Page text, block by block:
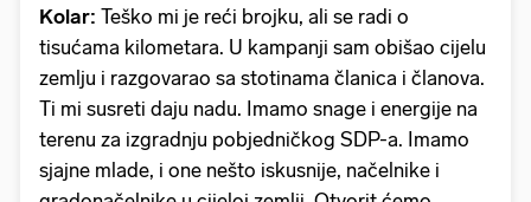
Kolar: Teško mi je reći brojku, ali se radi o
tisućama kilometara. U kampanji sam obišao cijelu
zemlju i razgovarao sa stotinama članica i članova.
Ti mi susreti daju nadu. Imamo snage i energije na
terenu za izgradnju pobjedničkog SDP-a. Imamo
sjajne mlade, i one nešto iskusnije, načelnike i